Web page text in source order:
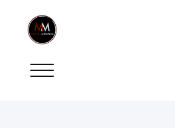
Toggle